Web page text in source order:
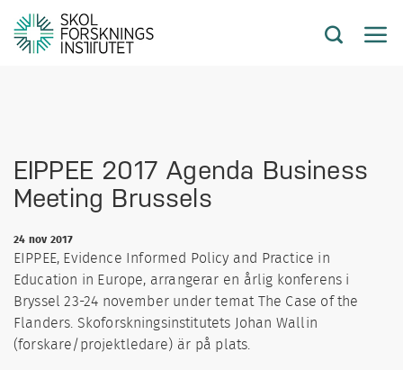
EIPPEE 2017 Agenda Business
Meeting Brussels
24 nov 2017
EIPPEE, Evidence Informed Policy and Practice in
Education in Europe, arrangerar en årlig konferens i
Bryssel 23-24 november under temat The Case of the
Flanders. Skoforskningsinstitutets Johan Wallin
(forskare/projektledare) är på plats.